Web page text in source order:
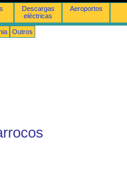
Descargas
eléctricas
Aeroportos
Outros